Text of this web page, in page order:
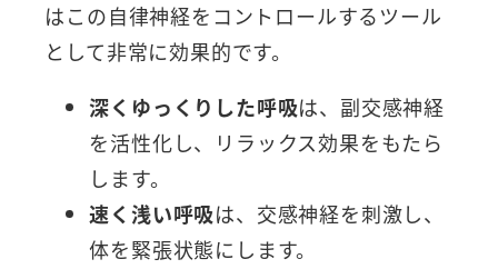
はこの自律神経をコントロールするツール
として非常に効果的です。
深くゆっくりした呼吸は、副交感神経
を活性化し、リラックス効果をもたら
します。
速く浅い呼吸は、交感神経を刺激し、
体を緊張状態にします。